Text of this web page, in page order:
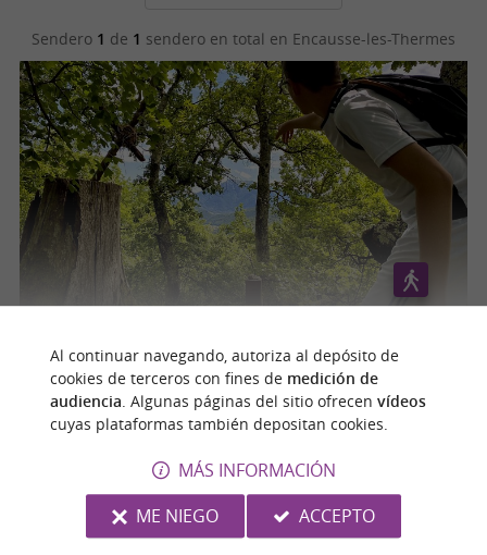
Sendero 1 de 1 sendero en total en Encausse-les-Thermes
Encausse-les-Thermes
Al continuar navegando, autoriza al depósito de
cookies de terceros con fines de medición de
audiencia. Algunas páginas del sitio ofrecen vídeos
cuyas plataformas también depositan cookies.
MÁS INFORMACIÓN
ME NIEGO
ACCEPTO